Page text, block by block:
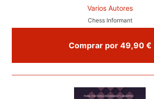
Varios Autores
Chess Informant
Comprar por 49,90 €